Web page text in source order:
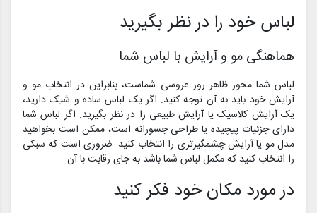
لباس خود را در نظر بگیرید
هماهنگی مو و آرایش با لباس شما
لباس شما محور ظاهر روز عروسی شماست، بنابراین در انتخاب مو و
آرایش خود باید به آن توجه کنید. اگر یک لباس ساده و شیک دارید،
یک آرایش کلاسیک یا آرایش طبیعی را در نظر بگیرید. اگر لباس شما
دارای جزئیات پیچیده یا طراحی جسورانه است، ممکن است بخواهید
مدل مو یا آرایش چشمگیرتری را انتخاب کنید. ضروری است که سبکی
را انتخاب کنید که مکمل لباس شما باشد به جای رقابت با آن.
در مورد مکان خود فکر کنید